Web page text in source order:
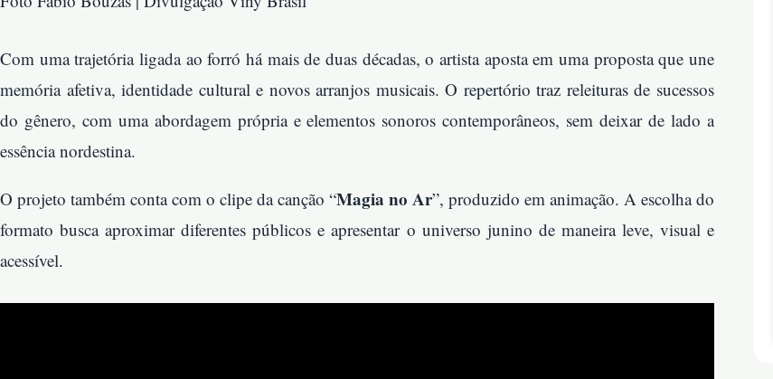
Com uma trajetória ligada ao forró há mais de duas décadas, o artista aposta em uma proposta que une
memória afetiva, identidade cultural e novos arranjos musicais. O repertório traz releituras de sucessos
do gênero, com uma abordagem própria e elementos sonoros contemporâneos, sem deixar de lado a
essência nordestina.
O projeto também conta com o clipe da canção “Magia no Ar”, produzido em animação. A escolha do
formato busca aproximar diferentes públicos e apresentar o universo junino de maneira leve, visual e
acessível.